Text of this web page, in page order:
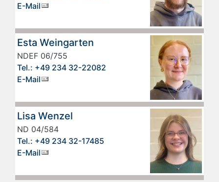
E-Mail
Esta Weingarten
NDEF 06/755
Tel.: +49 234 32-22082
E-Mail
Lisa Wenzel
ND 04/584
Tel.: +49 234 32-17485
E-Mail